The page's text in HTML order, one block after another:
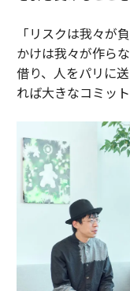
「リスクは我々が
かけは我々が作ら
借り、人をパリに
れば大きなコミット